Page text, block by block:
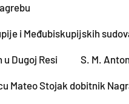
i Međubiskupijskih
Dugoj Resi S. M.
Mateo Stojak dobitnik